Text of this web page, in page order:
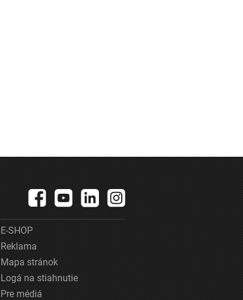
E-SHOP
Reklama
Mapa stránok
Logá na stiahnutie
Pre médiá